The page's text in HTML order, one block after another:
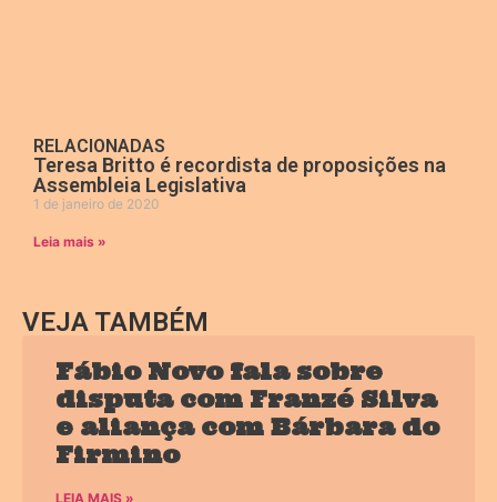
RELACIONADAS
Teresa Britto é recordista de proposições na
Assembleia Legislativa
1 de janeiro de 2020
Leia mais »
VEJA TAMBÉM
Fábio Novo fala sobre
disputa com Franzé Silva
e aliança com Bárbara do
Firmino
LEIA MAIS »